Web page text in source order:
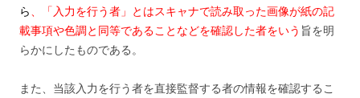
ら、「入力を行う者」とはスキャナで読み取った画像が紙の記
載事項や色調と同等であることなどを確認した者をいう 旨を明
らかにしたものである。
また、当該入力を行う者を直接監督する者の情報を確認するこ